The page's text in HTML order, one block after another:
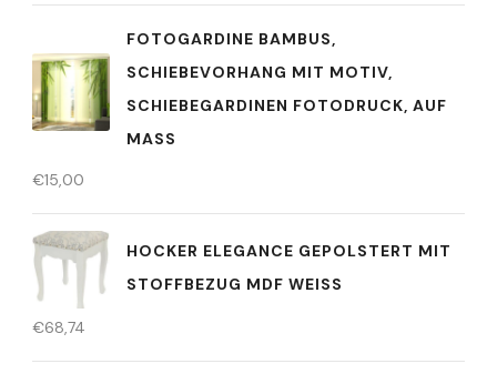
FOTOGARDINE BAMBUS,
SCHIEBEVORHANG MIT MOTIV,
SCHIEBEGARDINEN FOTODRUCK, AUF
MASS
€15,00
HOCKER ELEGANCE GEPOLSTERT MIT
STOFFBEZUG MDF WEISS
€68,74